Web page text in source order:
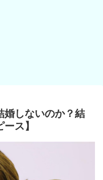
婚しないのか？結
ス】